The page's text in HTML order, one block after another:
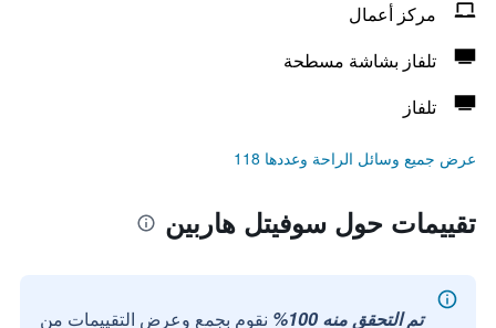
مركز أعمال
تلفاز بشاشة مسطحة
تلفاز
عرض جميع وسائل الراحة وعددها 118
تقييمات حول سوفيتل هاربين
تم التحقق منه 100% نقوم بجمع وعرض التقييمات من